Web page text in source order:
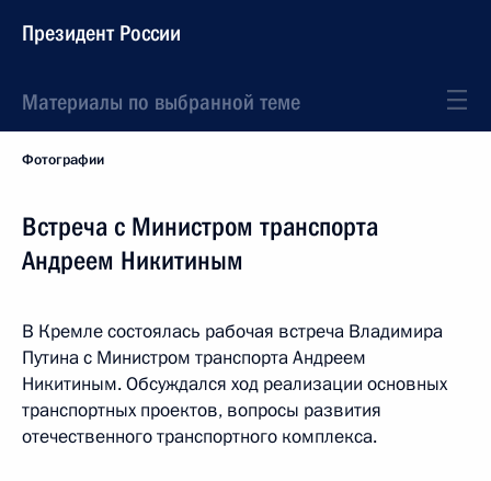
Президент России
Материалы по выбранной теме
Фотографии
Встреча с Министром транспорта
Андреем Никитиным
В Кремле состоялась рабочая встреча Владимира
Путина с Министром транспорта Андреем
Никитиным. Обсуждался ход реализации основных
транспортных проектов, вопросы развития
отечественного транспортного комплекса.